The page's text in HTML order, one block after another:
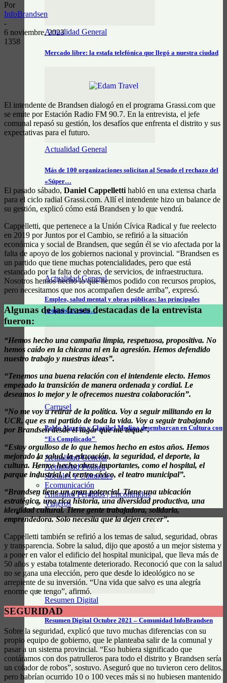
Actualidad General
Mercado libre: la estafa telefónica que llegó a nuestra ciudad
Actualidad General
Más de 100 organizaciones solicitan al Senado el rechazo del
«Súper…
Actualidad General
Empleo, salud mental y obras públicas: las principales
propuestas en la…
Carrusel
Pablo Alarcón y Claribel Medina desembarcan en Cultura con
“Es Complicado”
Actualidad General
Actualidad Política
Sociales Y Culturales
Ecomunicación
Animales Perdidos | Encontrados
Viajeros
RESUMEN DIGITAL
Resumen Digital
Resumen Digital Octubre 2021 – Comunidad InfoBrandsen
Por
InfoBrandsen
-
6 noviembre, 2023
1358
El intendente de Brandsen dialogó en el programa Grassi.com que
se emite por Estación Radio FM 90.7. En la entrevista, el jefe
comunal repasó su gestión, los desafíos que enfrenta el distrito y sus
expectativas para el futuro.
El pasado sábado, Daniel Cappelletti habló en una extensa charla
para el ciclo radial Grassi.com. Allí el intendente hizo un balance de
su gestión, explicó cómo está Brandsen y lo que vendrá.
Cappelletti, que pertenece a la Unión Cívica Radical y fue reelecto
en 2019 por Juntos por el Cambio, se refirió a la situación
económica y social de Brandsen, que según él se vio afectada por la
falta de apoyo de los gobiernos nacional y provincial. “Brandsen es
un partido que tiene muchas potencialidades, pero que está
estancado por la falta de obras, de servicios, de infraestructura.
Nosotros hemos hecho lo que hemos podido con recursos propios,
pero necesitamos que nos acompañen desde arriba”, expresó.
Algunas de las frases destacadas de la entrevista
fueron:
“Hemos hecho una campaña limpia, respetuosa, propositiva. No
hemos caído en la chicana ni en la agresión. Hemos defendido
nuestro trabajo y nuestras ideas”.
“Tenemos una buena relación con el intendente electo. Hemos
empezado la transición de manera ordenada y cordial. Le
deseamos lo mejor y le ofrecemos nuestra colaboración”.
“No me voy a retirar de la política. Voy a seguir militando en la
UCR, que es mi partido de toda la vida. Voy a seguir trabajando
por Brandsen desde el lugar que me toque”.
“Estoy orgulloso de lo que hemos hecho en estos años. Hemos
mejorado la salud, la educación, la seguridad, el deporte, la
cultura. Hemos hecho obras importantes, como el hospital, el
parque industrial, el centro cívico, el teatro municipal”.
“Brandsen tiene un gran potencial. Tiene una ubicación
estratégica, una rica historia, una diversidad productiva, una
identidad cultural. Tiene gente trabajadora, solidaria,
emprendedora. Solo necesita que la dejen crecer”.
Cappelletti también se refirió a los temas de salud, seguridad, obras
y transparencia. Sobre la salud, dijo que apostó a un mejor sistema y
a poner en valor el edificio del hospital municipal, que lleva más de
50 años y estaba totalmente deteriorado. Reconoció que con la salud
no se gana una elección, pero que desde lo ideológico no se
arrepiente de su inversión. “Una vida que salvo es una alegría
enorme que tengo”, afirmó.
SEGURIDAD
Sobre la seguridad, explicó que tuvo muchas diferencias con su
propio equipo de gobierno, que le planteaba salir de la comunal y
pasar a un sistema provincial. “Eso hubiera significado que
contáramos con dos patrulleros para todo el distrito y Brandsen sería
un colador de robos”, sostuvo. Aseguró que no tuvieron cero delitos,
pero habrían ocurrido 10 o 100 veces más si no hubiesen mantenido